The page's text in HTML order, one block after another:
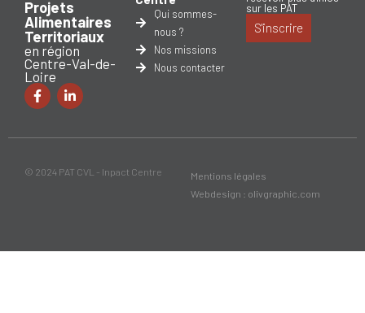
Projets
Alimentaires
Territoriaux
en région
Centre-Val-de-
Loire
Qui sommes-
nous ?
Nos missions
Nous contacter
sur les PAT
S'inscrire
© 2024 PAT CVL - Inpact Centre
Mentions légales
Webdesign : olivgraphic.com